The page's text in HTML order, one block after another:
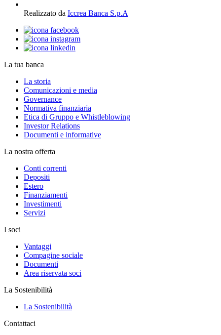
Realizzato da Iccrea Banca S.p.A
La tua banca
La storia
Comunicazioni e media
Governance
Normativa finanziaria
Etica di Gruppo e Whistleblowing
Investor Relations
Documenti e informative
La nostra offerta
Conti correnti
Depositi
Estero
Finanziamenti
Investimenti
Servizi
I soci
Vantaggi
Compagine sociale
Documenti
Area riservata soci
La Sostenibilità
La Sostenibilità
Contattaci